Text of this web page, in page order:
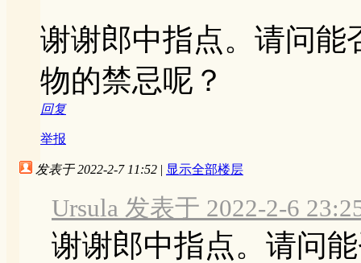
谢谢郎中指点。请问能
物的禁忌呢？
回复
举报
发表于 2022-2-7 11:52 | 显示全部楼层
Ursula 发表于 2022-2-6
谢谢郎中指点。请问